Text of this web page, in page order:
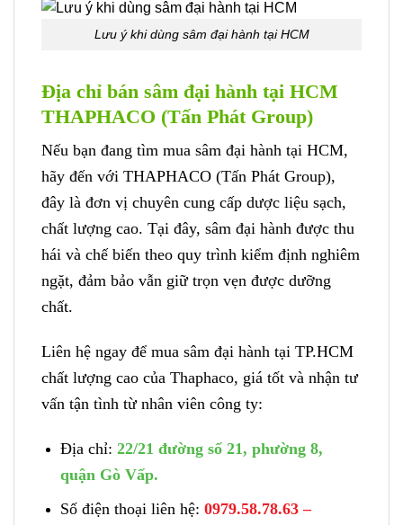
Lưu ý khi dùng sâm đại hành tại HCM
Địa chỉ bán sâm đại hành tại HCM
THAPHACO (Tấn Phát Group)
Nếu bạn đang tìm mua sâm đại hành tại HCM,
hãy đến với THAPHACO (Tấn Phát Group),
đây là đơn vị chuyên cung cấp dược liệu sạch,
chất lượng cao. Tại đây, sâm đại hành được thu
hái và chế biến theo quy trình kiểm định nghiêm
ngặt, đảm bảo vẫn giữ trọn vẹn được dưỡng
chất.
Liên hệ ngay để mua sâm đại hành tại TP.HCM
chất lượng cao của Thaphaco, giá tốt và nhận tư
vấn tận tình từ nhân viên công ty:
Địa chỉ: 22/21 đường số 21, phường 8,
quận Gò Vấp.
Số điện thoại liên hệ: 0979.58.78.63 –